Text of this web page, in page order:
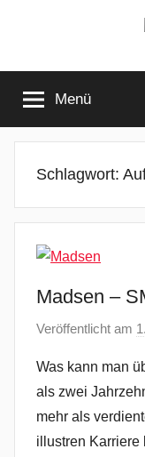
the
beat
goes
Menü
Schlagwort:
Madsen –
Veröffentlicht am
Was kann man
als zwei
mehr als
illustren Karriere